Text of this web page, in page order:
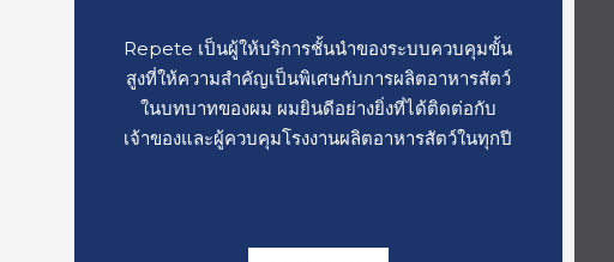
Repete เป็นผู้ให้บริการชั้นนำของระบบควบคุมขั้น
สูงที่ให้ความสำคัญเป็นพิเศษกับการผลิตอาหารสัตว์
ในบทบาทของผม ผมยินดีอย่างยิ่งที่ได้ติดต่อกับ
เจ้าของและผู้ควบคุมโรงงานผลิตอาหารสัตว์ในทุกปี